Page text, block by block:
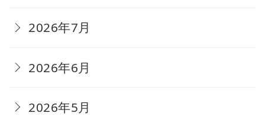
2026年7月
2026年6月
2026年5月